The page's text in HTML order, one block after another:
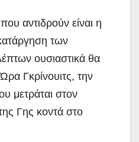
αντιδρούν είναι η
των
ουσιαστικά θα
Γκρίνουιτς, την
μετράται στον
Γης κοντά στο